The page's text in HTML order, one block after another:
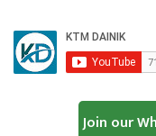
Join our